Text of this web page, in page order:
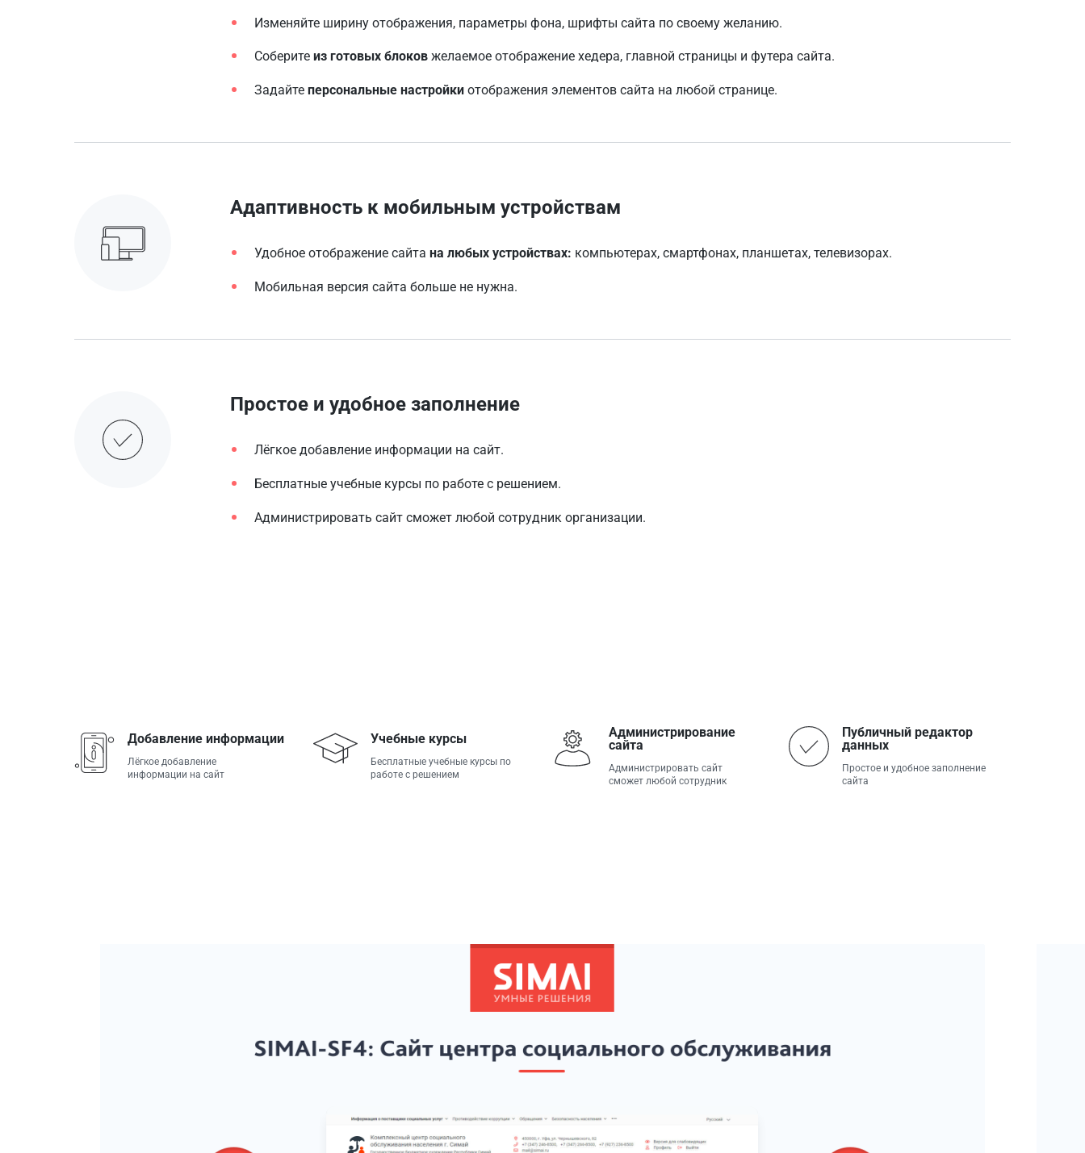
Изменяйте ширину отображения, параметры фона, шрифты сайта по своему желанию.
Соберитеиз готовых блоков желаемое отображение хедера, главной страницы и футера сайта.
Задайтеперсональные настройки отображения элементов сайта на любой странице.
Адаптивность к мобильным устройствам
Удобное отображение сайтана любых устройствах: компьютерах, смартфонах, планшетах, телевизорах.
Мобильная версия сайта больше не нужна.
Простое и удобное заполнение
Лёгкое добавление информации на сайт.
Бесплатные учебные курсы по работе с решением.
Администрировать сайт сможет любой сотрудник организации.
Добавление информации
Лёгкое добавление
информации на сайт
Учебные курсы
Бесплатные учебные курсы по
работе с решением
Администрирование
сайта
Администрировать сайт
сможет любой сотрудник
Публичный редактор
данных
Простое и удобное заполнение
сайта